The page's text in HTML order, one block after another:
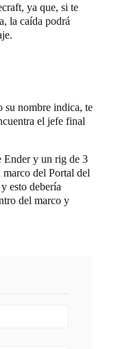
ya que, si te
la caída podrá
su nombre indica, te
el jefe final
Ender y un rig de 3
del Portal del
esto debería
del marco y